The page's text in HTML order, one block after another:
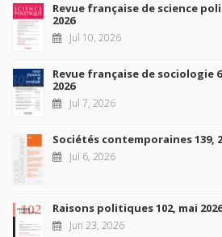
Revue française de science
2026
Jul 10, 2026
Revue française de sociologie
2026
Jul 7, 2026
Sociétés contemporaines 139,
Jul 6, 2026
Raisons politiques 102, mai 2026
Jun 23, 2026